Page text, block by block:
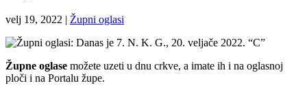
velj 19, 2022 | Župni oglasi
Župne oglase možete uzeti u dnu crkve, a imate ih i na oglasnoj
ploči i na Portalu župe.